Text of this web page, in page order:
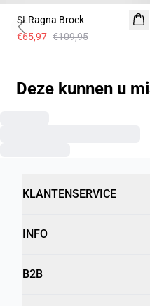
Linnen
SLRagna Broek
€65,97 €109,95
Previous slide
Deze kunnen u
KLANTENSERVICE
INFO
B2B